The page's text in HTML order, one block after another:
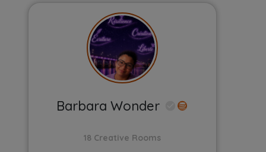
Barbara Wonder
18 Creative Rooms